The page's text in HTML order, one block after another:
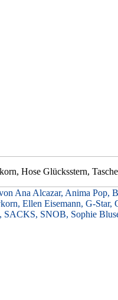
Hose Glücksstern,